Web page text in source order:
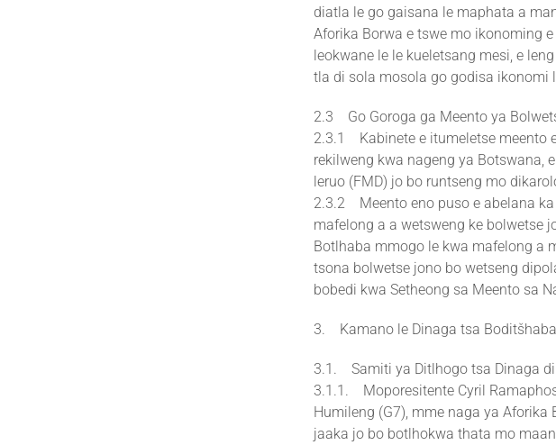
diatla le go gaisana le maphata a
Aforika Borwa e tswe mo ikonoming
leokwane le le kueletsang mesi, e
tla di sola mosola go godisa ikonomi
2.3 Go Goroga ga Meento ya
2.3.1 Kabinete e itumeletse meento
rekilweng kwa nageng ya Botswana,
leruo (FMD) jo bo runtseng mo
2.3.2 Meento eno puso e abelana
mafelong a a wetsweng ke bolwetse
Botlhaba mmogo le kwa mafelong a
tsona bolwetse jono bo wetseng
bobedi kwa Setheong sa Meento sa
3. Kamano le Dinaga tsa
3.1. Samiti ya Ditlhogo tsa Dinaga di
3.1.1. Moporesitente Cyril
Humileng (G7), mme naga ya
jaaka jo bo botlhokwa thata mo